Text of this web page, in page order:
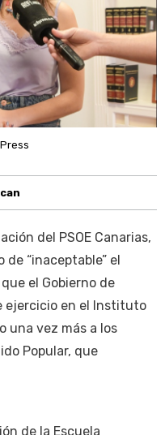
del PSOE Canarias,
“inaceptable” el
el Gobierno de
ejercicio en el Instituto
una vez más a los
Popular, que
de la Escuela